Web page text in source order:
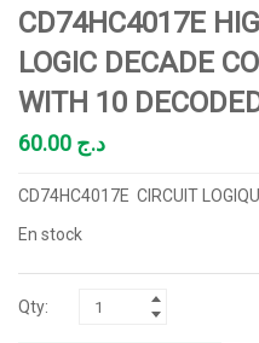
CD74HC4017E
LOGIC DECADE
WITH 10
د.ج
CD74HC4017E CIRCUIT
En stock